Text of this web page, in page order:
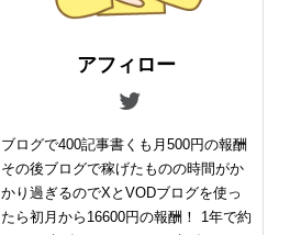
アフィロー
ブログで400記事書くも月500円の報酬
その後ブログで稼げたものの時間がか
かり過ぎるのでXとVODブログを使っ
たら初月から16600円の報酬！ 1年で約